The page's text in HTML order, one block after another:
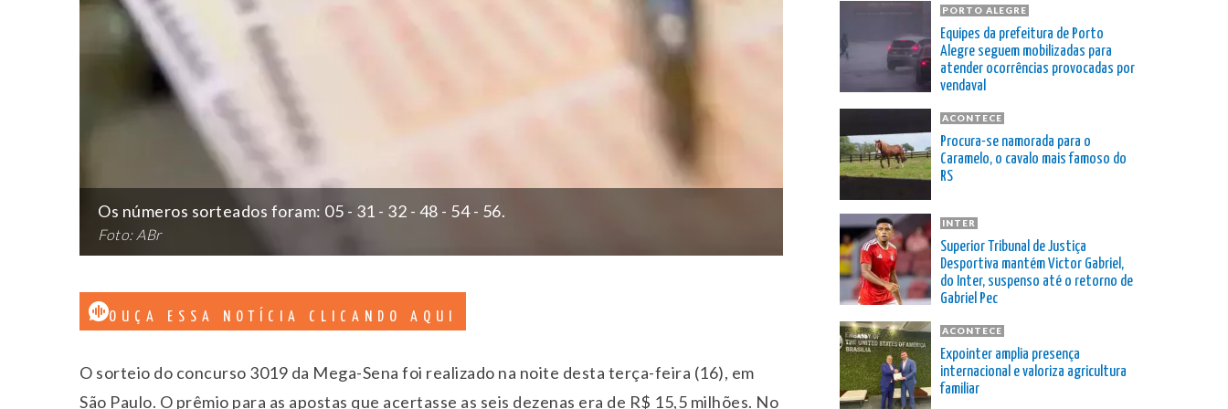
Os números sorteados foram: 05 - 31 - 32 - 48 - 54 - 56.
Foto: ABr
OUÇA ESSA NOTÍCIA CLICANDO AQUI
O sorteio do concurso 3019 da Mega-Sena foi realizado na noite desta terça-feira (16), em
São Paulo. O prêmio para as apostas que acertasse as seis dezenas era de R$ 15,5 milhões. No
PORTO ALEGRE
Equipes da prefeitura de Porto
Alegre seguem mobilizadas para
atender ocorrências provocadas por
vendaval
ACONTECE
Procura-se namorada para o
Caramelo, o cavalo mais famoso do
RS
INTER
Superior Tribunal de Justiça
Desportiva mantém Victor Gabriel,
do Inter, suspenso até o retorno de
Gabriel Pec
ACONTECE
Expointer amplia presença
internacional e valoriza agricultura
familiar